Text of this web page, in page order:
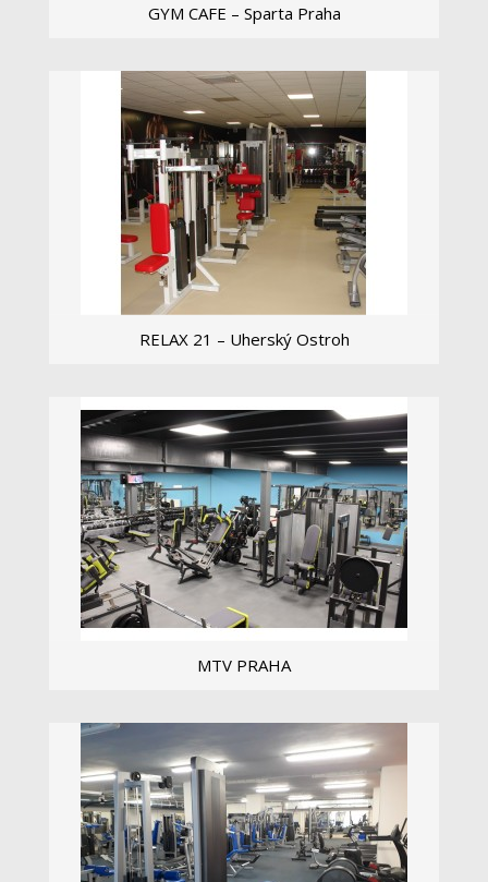
GYM CAFE – Sparta Praha
Zobrazit více
RELAX 21 – Uherský Ostroh
Zobrazit více
MTV PRAHA
Zobrazit více